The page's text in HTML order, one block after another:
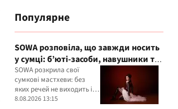
Популярне
SOWA розповіла, що завжди носить
у сумці: б’юті-засоби, навушники та
флешки з музикою
SOWA розкрила свої
сумкові мастхеви: без
яких речей не виходить із
дому
8.08.2026 13:15